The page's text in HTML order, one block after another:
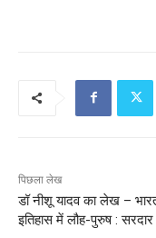
पिछला लेख
डॉ नीशू यादव का लेख –
इतिहास में लौह-पुरुष :